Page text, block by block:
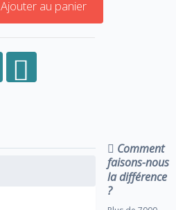
Ajouter au panier
Comment
faisons-nous
la différence
?